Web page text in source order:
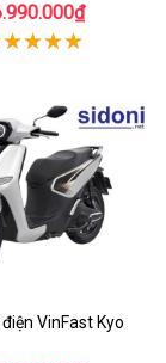
VinFast Kyo